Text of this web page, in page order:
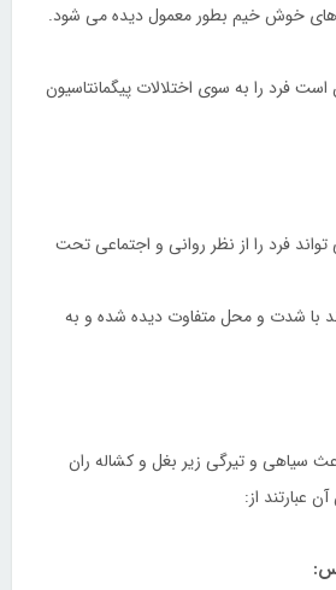
های خوش خیم بطور معمول دیده می شود.
فرد را به سوی اختلالات پیگمانتاسیون
فرد را از نظر روانی و اجتماعی تحت
با شدت و محل متفاوت دیده شده و به
سیاهی و تیرگی زیر بغل و کشاله ران
عبارتند از: